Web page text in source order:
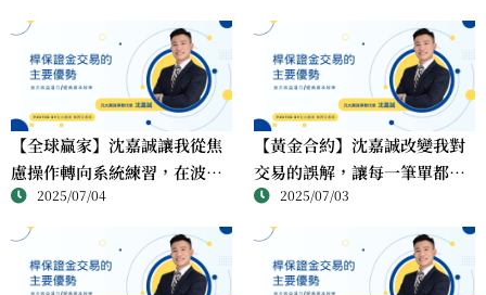
【全球贏家】沈嘉誠讓我從焦
慮操作轉向系統練習，在波動
中找到穩定感
2025/07/04
【黃金合約】沈嘉誠改變我對
交易的誤解，讓每一筆單都有
邏輯與出口
2025/07/03